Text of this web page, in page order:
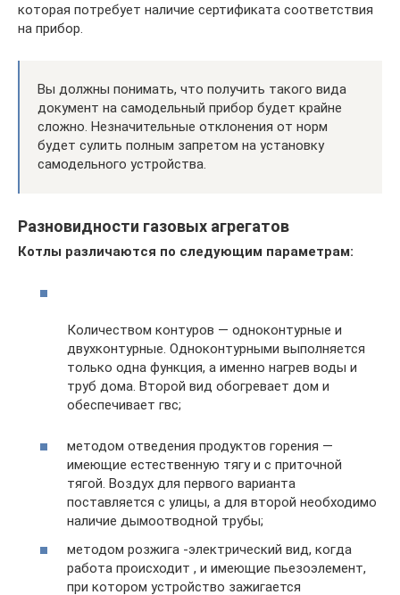
которая потребует наличие сертификата соответствия
на прибор.
Вы должны понимать, что получить такого вида
документ на самодельный прибор будет крайне
сложно. Незначительные отклонения от норм
будет сулить полным запретом на установку
самодельного устройства.
Разновидности газовых агрегатов
Котлы различаются по следующим параметрам:
Количеством контуров — одноконтурные и
двухконтурные. Одноконтурными выполняется
только одна функция, а именно нагрев воды и
труб дома. Второй вид обогревает дом и
обеспечивает гвс;
методом отведения продуктов горения —
имеющие естественную тягу и с приточной
тягой. Воздух для первого варианта
поставляется с улицы, а для второй необходимо
наличие дымоотводной трубы;
методом розжига -электрический вид, когда
работа происходит , и имеющие пьезоэлемент,
при котором устройство зажигается